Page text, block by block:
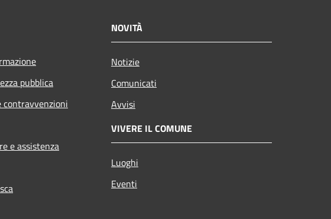
pubblica
e assistenza
NOVITÀ
Notizie
Comunicati
Avvisi
VIVERE IL COMUNE
Luoghi
Eventi